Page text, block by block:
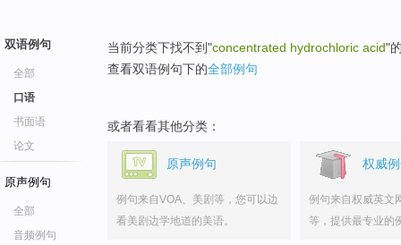
双语例句
全部
口语
书面语
论文
原声例句
全部
音频例句
当前分类下找不到"concentrated hydrochloric acid"
查看双语例句下的全部例句
或者看看其他分类：
原声例句
例句来自VOA、美剧等，您可以边
看美剧边学地道的美语。
权威
例句来自权威英文
等，提供最专业的